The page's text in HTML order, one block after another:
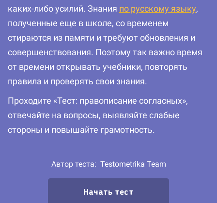
каких-либо усилий. Знания по русскому языку,
полученные еще в школе, со временем
стираются из памяти и требуют обновления и
совершенствования. Поэтому так важно время
от времени открывать учебники, повторять
правила и проверять свои знания.
Проходите «Тест: правописание согласных»,
отвечайте на вопросы, выявляйте слабые
стороны и повышайте грамотность.
Автор теста: Testometrika Team
Начать тест